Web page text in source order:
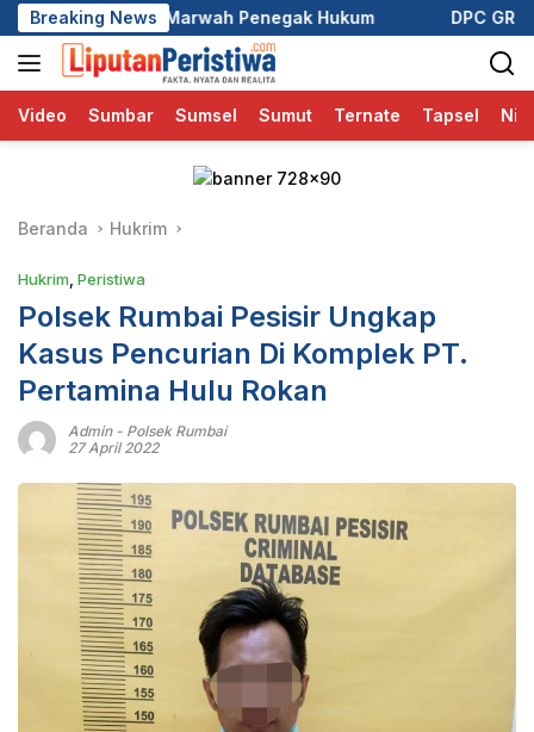
Langsung
ke
konten
Breaking News
Penegak Hukum DPC GRIB Jaya Pekanbaru Hadiri
Video Sumbar Sumsel Sumut Ternate Tapsel
Beranda Hukrim
Hukrim Peristiwa
Polsek Rumbai Pesisir Ungkap
Kasus Pencurian Di Komplek PT.
Pertamina Hulu Rokan
Admin- Polsek Rumbai
27 April 2022